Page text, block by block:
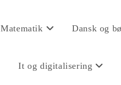
Matematik Dansk og
It og digitalisering